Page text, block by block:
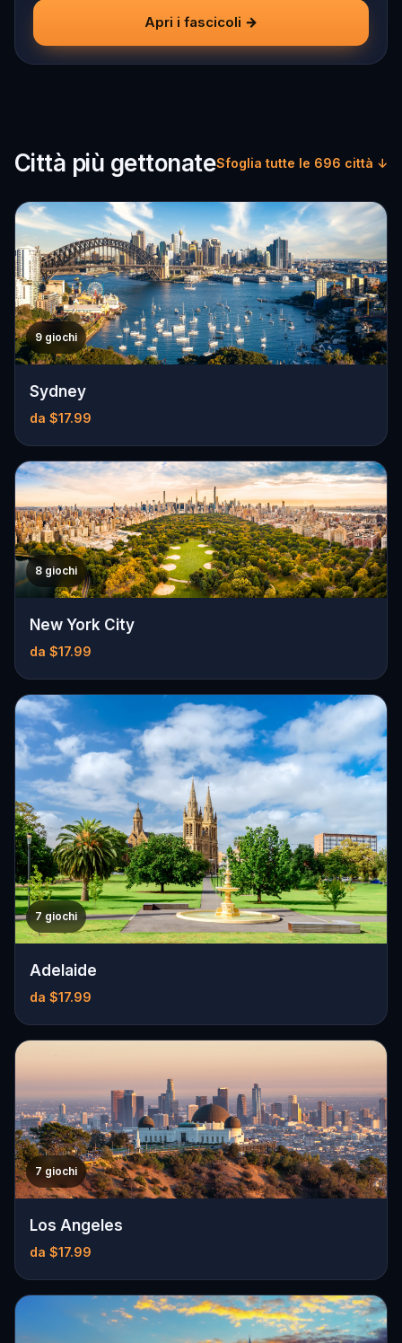
Apri i fascicoli →
Città più gettonateSfoglia tutte le 696 città ↓
9 giochi
Sydney
da $17.99
8 giochi
New York City
da $17.99
7 giochi
Adelaide
da $17.99
7 giochi
Los Angeles
da $17.99